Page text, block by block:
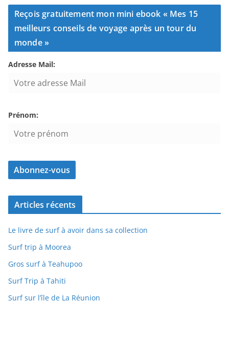
Reçois gratuitement mon mini ebook « Mes 15
meilleurs conseils de voyage après un tour du
monde »
Adresse Mail:
Prénom:
Articles récents
Le livre de surf à avoir dans sa collection
Surf trip à Moorea
Gros surf à Teahupoo
Surf Trip à Tahiti
Surf sur l’île de La Réunion